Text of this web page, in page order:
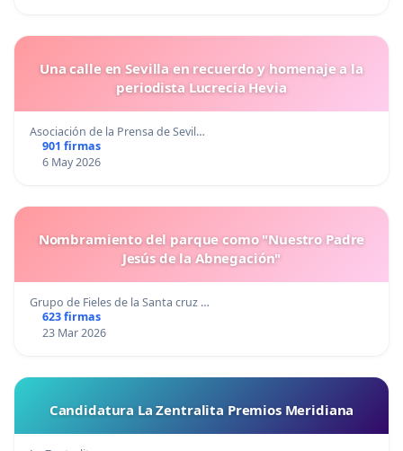
Una calle en Sevilla en recuerdo y homenaje a la
periodista Lucrecia Hevia
Asociación de la Prensa de Sevil…
901 firmas
6 May 2026
Nombramiento del parque como "Nuestro Padre
Jesús de la Abnegación"
Grupo de Fieles de la Santa cruz …
623 firmas
23 Mar 2026
Candidatura La Zentralita Premios Meridiana